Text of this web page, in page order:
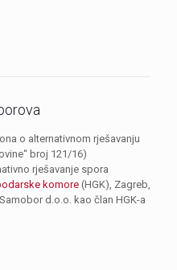
o alternativnom rješavanju
broj 121/16)
rješavanje spora
komore(HGK), Zagreb,
d.o.o. kao član HGK-a